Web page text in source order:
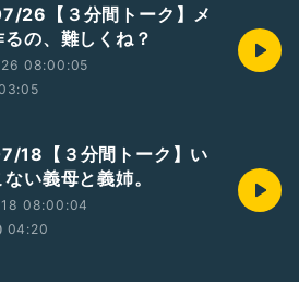
ー #ラジオトーカー
ーく
26【３分間トーク】メ
るの、難しくね？
08:00:05
18【３分間トーク】い
い義母と義姉。
08:00:04
04:20